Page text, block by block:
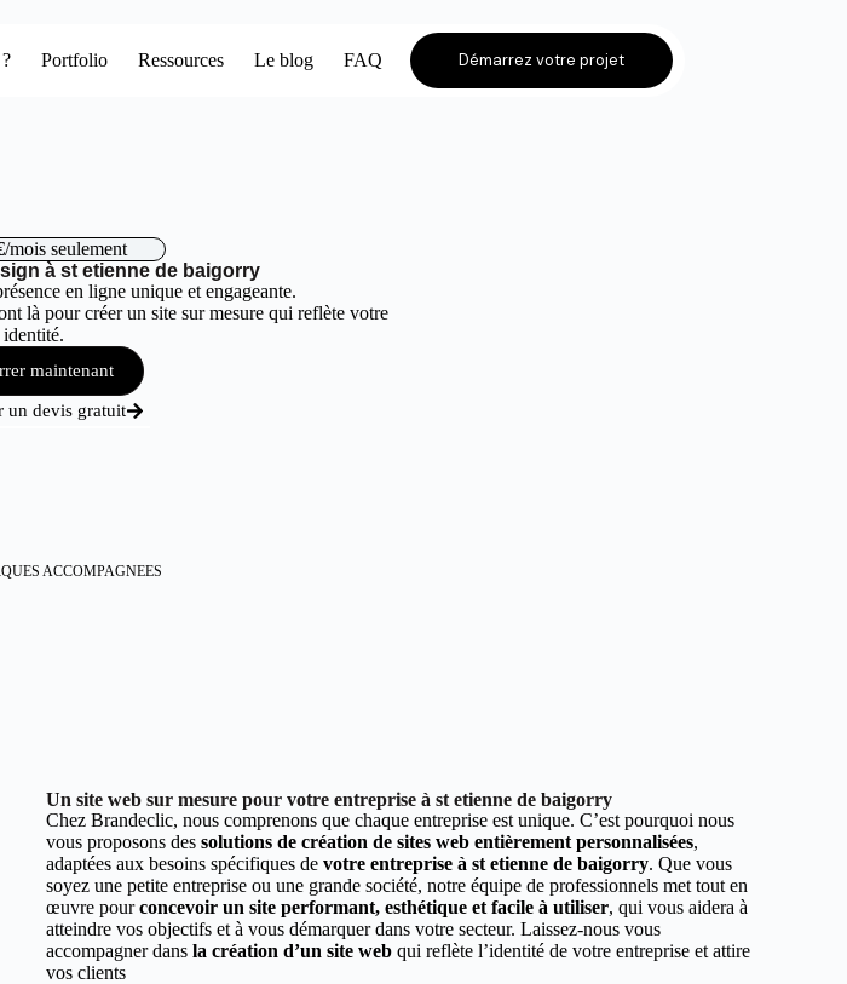
Portfolio Ressources Le blog FAQ Démarrez votre projet
/mois seulement
à st etienne de baigorry
en ligne unique et engageante.
là pour créer un site sur mesure qui reflète votre
identité.
maintenant
un devis gratuit
ACCOMPAGNEES
Un site web sur mesure pour votre entreprise à st etienne de baigorry
Chez Brandeclic, nous comprenons que chaque entreprise est unique. C’est pourquoi nous
vous proposons des solutions de création de sites web entièrement personnalisées,
adaptées aux besoins spécifiques de votre entreprise à st etienne de baigorry. Que vous
soyez une petite entreprise ou une grande société, notre équipe de professionnels met tout en
œuvre pourconcevoir un site performant, esthétique et facile à utiliser, qui vous aidera à
atteindre vos objectifs et à vous démarquer dans votre secteur. Laissez-nous vous
accompagner dans la création d’un site web qui reflète l’identité de votre entreprise et attire
vos clients